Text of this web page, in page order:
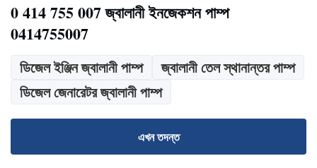
0 414 755 007 জ্বালানী ইনজেকশন পাম্প
0414755007
ডিজেল ইঞ্জিন জ্বালানী পাম্প
জ্বালানী তেল স্থানান্তর পাম্প
ডিজেল জেনারেটর জ্বালানী পাম্প
এখন তদন্ত